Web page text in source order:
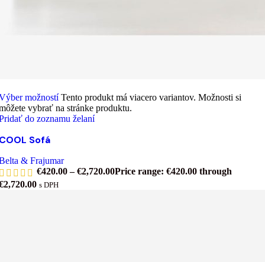
možností Tento produkt má viacero variantov. Možnosti si
vybrať na stránke produktu.
do zoznamu želaní
Sofá
& Frajumar
€420.00 – €2,720.00Price range: €420.00 through
s DPH